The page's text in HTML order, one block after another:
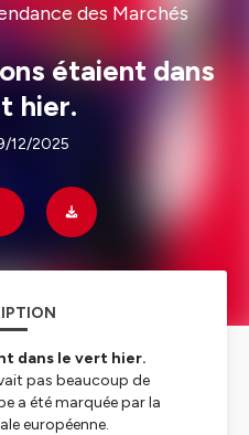
des Marchés
étaient dans
hier.
12/2025
dans le vert hier.
pas beaucoup de
a été marquée par la
européenne.